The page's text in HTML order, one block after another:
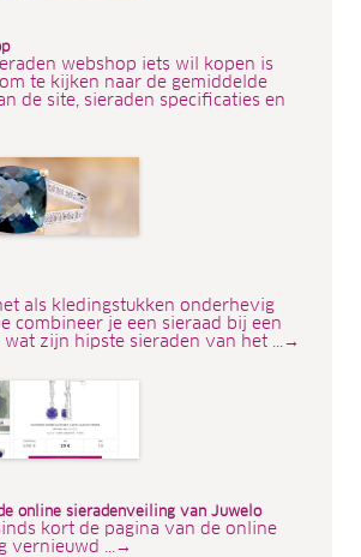
webshop iets wil kopen is
te kijken naar de gemiddelde
de site, sieraden specificaties en
als kledingstukken onderhevig
combineer je een sieraad bij een
wat zijn hipste sieraden van het ...→
online sieradenveiling van Juwelo
kort de pagina van de online
vernieuwd ...→